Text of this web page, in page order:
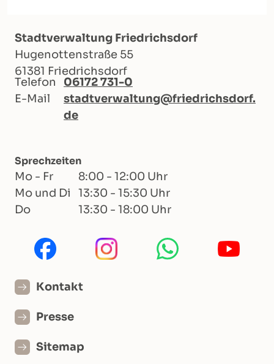
Stadtverwaltung Friedrichsdorf
Hugenottenstraße 55
61381 Friedrichsdorf
Telefon
06172 731-0
E-Mail
stadtverwaltung@friedrichsdorf.
de
Sprechzeiten
Mo - Fr
8:00 - 12:00 Uhr
Mo und Di
13:30 - 15:30 Uhr
Do
13:30 - 18:00 Uhr
Kontakt
Presse
Sitemap